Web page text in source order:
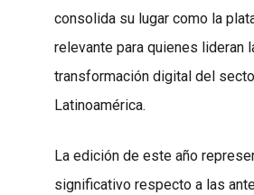
consolida su lugar como la
relevante para quienes lideran
transformación digital del
Latinoamérica.
La edición de este año
significativo respecto a las